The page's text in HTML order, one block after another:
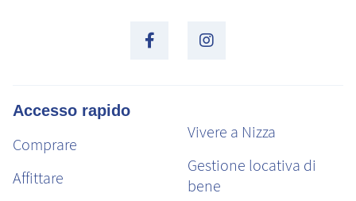
Accesso rapido
Comprare
Affittare
Vivere a Nizza
Gestione locativa di
bene